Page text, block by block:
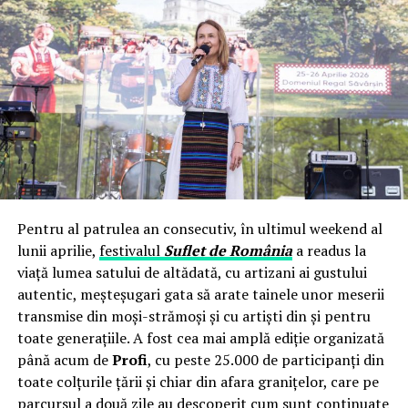
Dar, și de această dată, nimeni nu a continuat să verifice
ce documente secrete au dispărut și cine se face vinovat
de dispariția acestora.
Adamescu pretinde 330 milioane euro
În dosarul arbitral nr.ARB/16/19 de la Curtea de Arbitraj
de la Washington, compania olandeză The Nova Group
Investments NV, înființată de Dan Adamescu și
moștenită de Alexander Adamescu, a solicitat daune de
330 milioane de euro.
a încălcat angajamentele asumate prin deciziile pe care
Autoritatea de Supraveghere Financiară le-a exercitat
asupra activității Astra Asigurare-Reasigurare SA, prin
urmărirea penală a domnului Dan Adamescu, prin
derularea unei campanii media ostile împotriva
domnului Dan Adamescu precum și prin negarea
dreptului la un proces echitabil în procedurile penale
interne (de către organele de urmărire penală şi
Pentru al patrulea an consecutiv, în ultimul weekend al
lunii aprilie, festivalul Suflet de Româniaa readus la
viață lumea satului de altădată, cu artizani ai gustului
autentic, meșteșugari gata să arate tainele unor meserii
transmise din moși-strămoși și cu artiști din și pentru
toate generațiile. A fost cea mai amplă ediție organizată
până acum deProfi, cu peste 25.000 de participanți din
toate colțurile țării și chiar din afara granițelor, care pe
parcursul a două zile au descoperit cum sunt continuate